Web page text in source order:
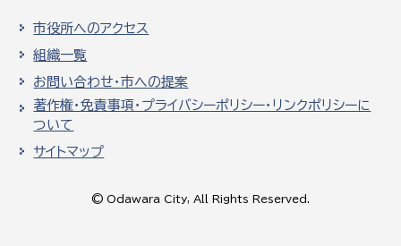
市役所へのアクセス
組織一覧
お問い合わせ・市への提案
著作権・免責事項・プライバシーポリシー・リンクポリシーに
ついて
サイトマップ
© Odawara City, All Rights Reserved.